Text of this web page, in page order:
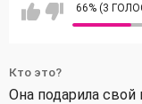
66% (3
Кто это?
Она подарила